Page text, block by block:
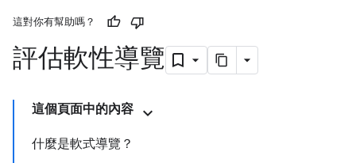
這對你有幫助嗎？
評估軟性導覽
這個頁面中的內容
什麼是軟式導覽？